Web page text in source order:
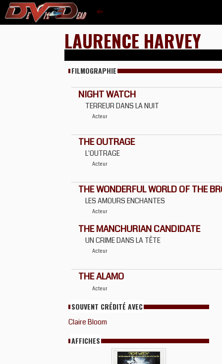
LAURENCE HARVEY
FILMOGRAPHIE
NIGHT WATCH
TERREUR DANS LA NUIT
Acteur
THE OUTRAGE
L'OUTRAGE
Acteur
THE WONDERFUL WORLD OF THE
LES AMOURS ENCHANTES
Acteur
THE MANCHURIAN CANDIDATE
UN CRIME DANS LA TÊTE
Acteur
THE ALAMO
Acteur
SOUVENT CRÉDITÉ AVEC
Claire Bloom
AFFICHES